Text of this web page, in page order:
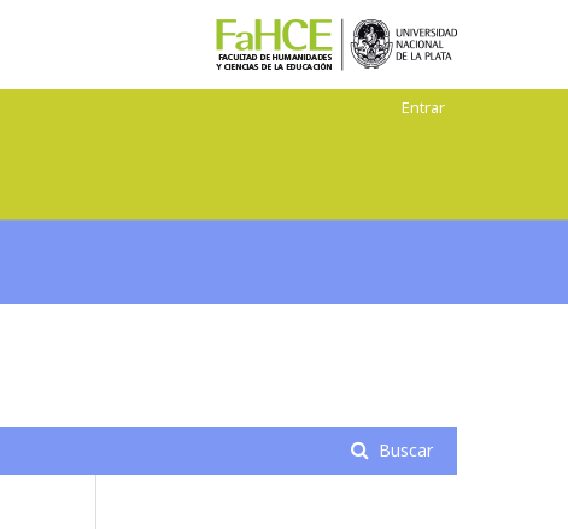
Buscar
Entrar